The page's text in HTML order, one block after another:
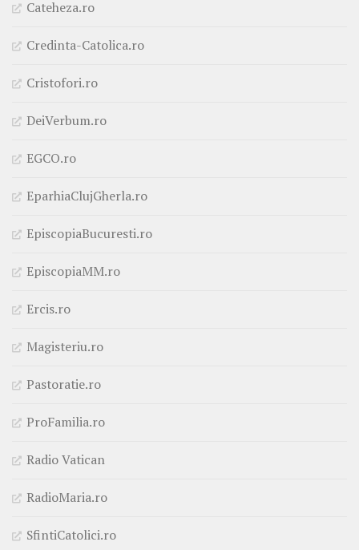
Cateheza.ro
Credinta-Catolica.ro
Cristofori.ro
DeiVerbum.ro
EGCO.ro
EparhiaClujGherla.ro
EpiscopiaBucuresti.ro
EpiscopiaMM.ro
Ercis.ro
Magisteriu.ro
Pastoratie.ro
ProFamilia.ro
Radio Vatican
RadioMaria.ro
SfintiCatolici.ro